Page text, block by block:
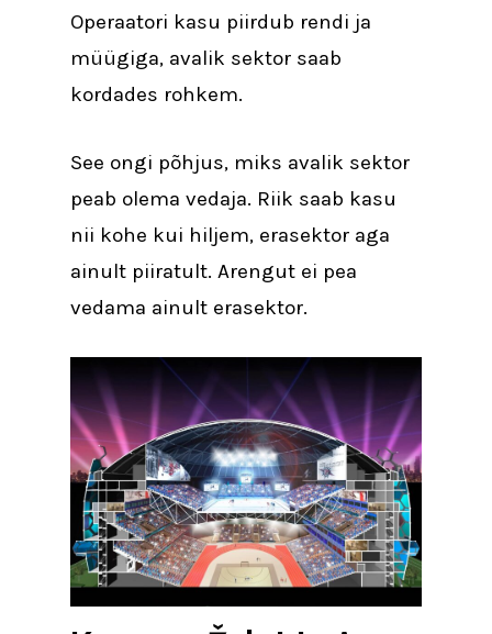
Operaatori kasu piirdub rendi ja
müügiga, avalik sektor saab
kordades rohkem.
See ongi põhjus, miks avalik sektor
peab olema vedaja. Riik saab kasu
nii kohe kui hiljem, erasektor aga
ainult piiratult. Arengut ei pea
vedama ainult erasektor.